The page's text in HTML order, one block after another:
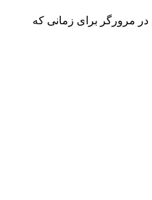
در مرورگر برای زمانی که